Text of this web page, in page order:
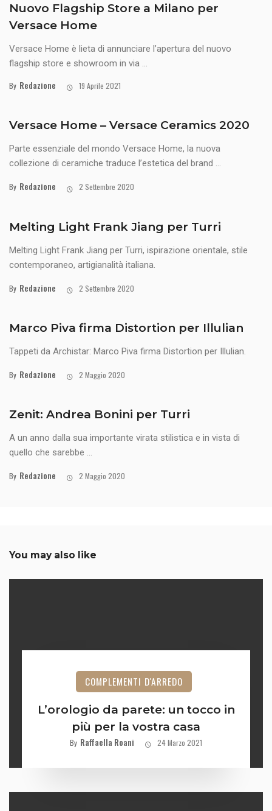
Nuovo Flagship Store a Milano per
Versace Home
Versace Home è lieta di annunciare l’apertura del nuovo
flagship store e showroom in via ...
By Redazione 19 Aprile 2021
Versace Home – Versace Ceramics 2020
Parte essenziale del mondo Versace Home, la nuova
collezione di ceramiche traduce l’estetica del brand ...
By Redazione 2 Settembre 2020
Melting Light Frank Jiang per Turri
Melting Light Frank Jiang per Turri, ispirazione orientale, stile
contemporaneo, artigianalità italiana.
By Redazione 2 Settembre 2020
Marco Piva firma Distortion per Illulian
Tappeti da Archistar: Marco Piva firma Distortion per Illulian.
By Redazione 2 Maggio 2020
Zenit: Andrea Bonini per Turri
A un anno dalla sua importante virata stilistica e in vista di
quello che sarebbe ...
By Redazione 2 Maggio 2020
You may also like
COMPLEMENTI D'ARREDO
L’orologio da parete: un tocco in
più per la vostra casa
By Raffaella Roani 24 Marzo 2021